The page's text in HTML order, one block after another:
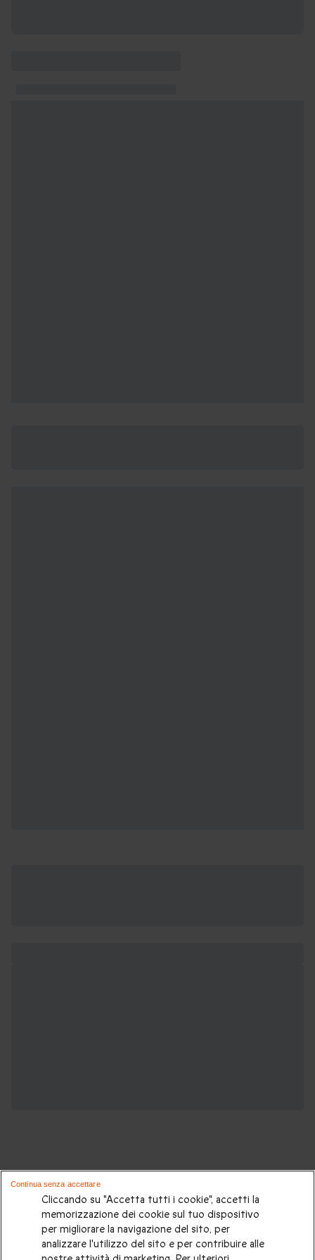
Potrebbero piacerti anche questi cofanetti
regalo:
Cliccando su "Accetta tutti i cookie", accetti la
memorizzazione dei cookie sul tuo dispositivo
per migliorare la navigazione del sito, per
analizzare l'utilizzo del sito e per contribuire alle
Continua senza accettare